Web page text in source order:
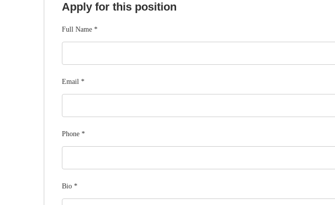
Apply for this position
Full Name *
Email *
Phone *
Bio *